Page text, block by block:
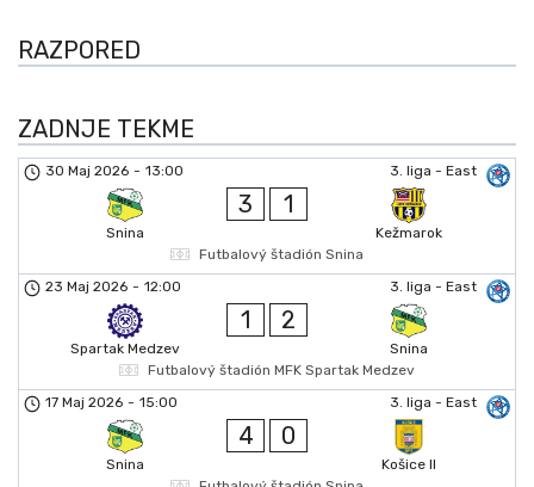
RAZPORED
ZADNJE TEKME
3. liga - East
30 Maj 2026 - 13:00
Snina
3 1
Kežmarok
Futbalový štadión Snina
3. liga - East
23 Maj 2026 - 12:00
Spartak Medzev
1 2
Snina
Futbalový štadión MFK Spartak Medzev
3. liga - East
17 Maj 2026 - 15:00
Snina
4 0
Košice II